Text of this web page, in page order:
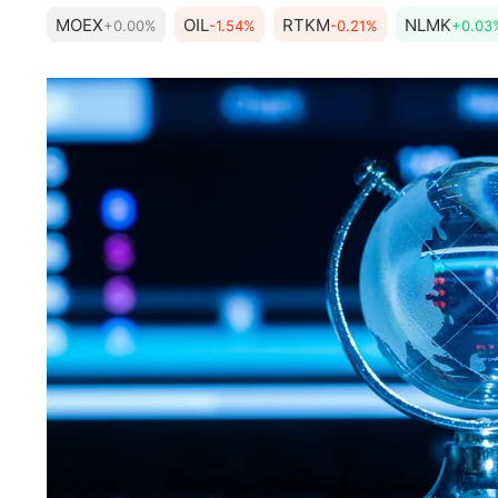
MOEX+0.00% OIL-1.54% RTKM-0.21% NLMK